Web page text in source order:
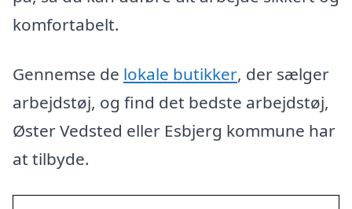
komfortabelt.
Gennemse de lokale butikker, der sælger
arbejdstøj, og find det bedste arbejdstøj,
Øster Vedsted eller Esbjerg kommune har
at tilbyde.